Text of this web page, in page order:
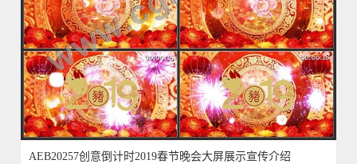
AEB20257创意倒计时2019春节晚会大屏展示宣传介绍